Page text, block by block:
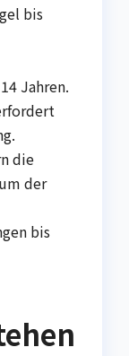
bis
Jahren.
die
der
bis